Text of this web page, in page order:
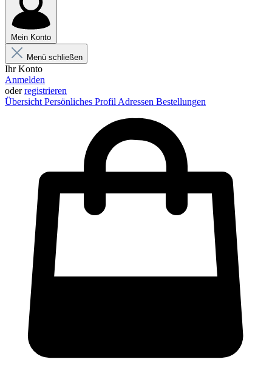
Mein Konto
Menü schließen
Ihr Konto
Anmelden
oderregistrieren
Übersicht Persönliches Profil Adressen Bestellungen